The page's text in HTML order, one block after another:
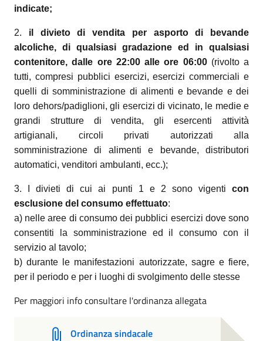
indicate;
2. il divieto di vendita per asporto di bevande
alcoliche, di qualsiasi gradazione ed in qualsiasi
contenitore, dalle ore 22:00 alle ore 06:00 (rivolto a
tutti, compresi pubblici esercizi, esercizi commerciali e
quelli di somministrazione di alimenti e bevande e dei
loro dehors/padiglioni, gli esercizi di vicinato, le medie e
grandi strutture di vendita, gli esercenti
attività
artigianali, circoli privati autorizzati alla
somministrazione di alimenti e bevande, distributori
automatici, venditori ambulanti, ecc.);
3. I divieti di cui ai punti 1 e 2 sono vigenti con
esclusione del consumo effettuato:
a) nelle aree di consumo dei pubblici esercizi dove sono
consentiti la somministrazione ed il consumo con il
servizio al tavolo;
b) durante le manifestazioni autorizzate, sagre e fiere,
per il periodo e per i luoghi di svolgimento delle stesse
Per maggiori info consultare l'ordinanza allegata
Ordinanza sindacale